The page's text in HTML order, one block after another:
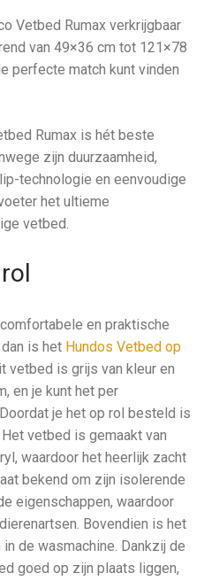
Vetbed Rumax verkrijgbaar
van 49×36 cm tot 121×78
perfecte match kunt vinden
Rumax is hét beste
zijn duurzaamheid,
technologie en eenvoudige
het ultieme
vetbed.
en praktische
is het Hundos Vetbed op
vetbed is grijs van kleur en
en je kunt het per
je het op rol besteld is
vetbed is gemaakt van
waardoor het heerlijk zacht
bekend om zijn isolerende
eigenschappen, waardoor
Bovendien is het
de wasmachine. Dankzij de
goed op zijn plaats liggen,